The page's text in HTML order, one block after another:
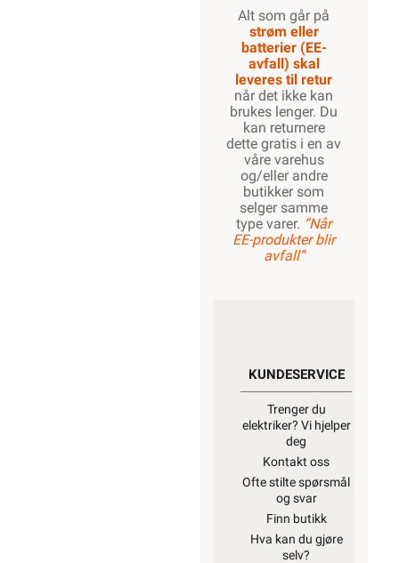
Alt som går på
strøm eller
batterier (EE-
avfall) skal
leveres til retur
når det ikke kan
brukes lenger. Du
kan returnere
dette gratis i en av
våre varehus
og/eller andre
butikker som
selger samme
type varer. “Når
EE-produkter blir
avfall”
KUNDESERVICE
Trenger du
elektriker? Vi hjelper
deg
Kontakt oss
Ofte stilte spørsmål
og svar
Finn butikk
Hva kan du gjøre
selv?